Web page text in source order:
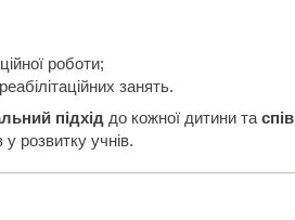
роботи;
занять.
підхід до кожної дитини та
розвитку учнів.